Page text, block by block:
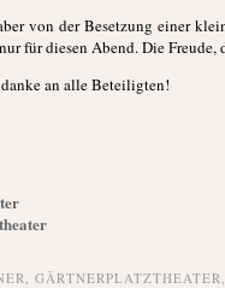
von der Besetzung einer
für diesen Abend. Die Freude,
an alle Beteiligten!
, GÄRTNERPLATZTHEATER,